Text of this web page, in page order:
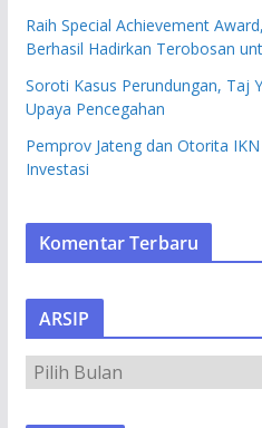
Raih Special Achievement
Berhasil Hadirkan Terobosan
Soroti Kasus Perundungan, Taj
Upaya Pencegahan
Pemprov Jateng dan Otorita
Investasi
Komentar Terbaru
ARSIP
R
S